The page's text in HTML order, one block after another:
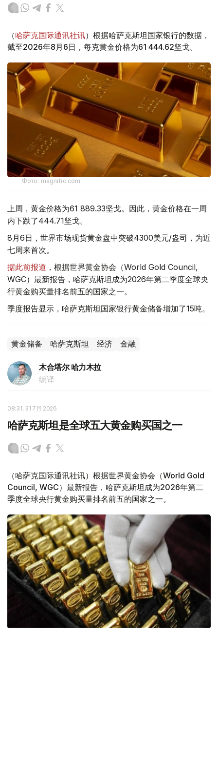
（哈萨克国际通讯社讯）根据哈萨克斯坦国家银行的数据，
截至2026年8月6日，每克黄金价格为61 444.62坚戈。
Фото: magnific.com
上周，黄金价格为61 889.33坚戈。因此，黄金价格在一周
内下跌了444.71坚戈。
8月6日，世界市场现货黄金盘中突破4300美元/盎司，为近
七周来首次。
据此前报道 ，根据世界黄金协会（World Gold Council,
WGC）最新报告，哈萨克斯坦成为2026年第二季度全球央
行黄金购买量排名前五的国家之一。
季度报告显示，哈萨克斯坦国家银行黄金储备增加了15吨。
黄金储备 哈萨克斯坦 经济 金融
木合塔尔 哈力木拉
编译
08:31, 31 7月 2026
哈萨克斯坦是全球五大黄金购买国之一
（哈萨克国际通讯社讯）根据世界黄金协会（World Gold
Council, WGC）最新报告，哈萨克斯坦成为2026年第二
季度全球央行黄金购买量排名前五的国家之一。